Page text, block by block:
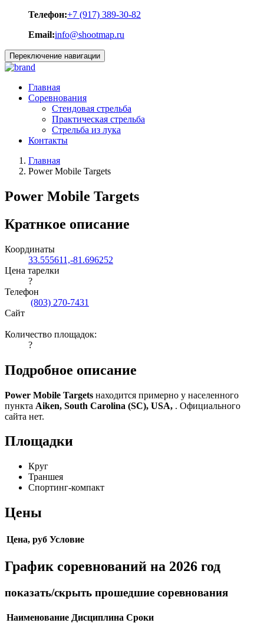
Телефон:+7 (917) 389-30-82
Email:info@shootmap.ru
Переключение навигации
Главная
Соревнования
Стендовая стрельба
Практическая стрельба
Стрельба из лука
Контакты
Главная
Power Mobile Targets
Power Mobile Targets
Кратнкое описание
Координаты
33.555611,-81.696252
Цена тарелки
?
Телефон
(803) 270-7431
Сайт
Количество площадок:
?
Подробное описание
Power Mobile Targets находится примерно у населенного
пункта Aiken, South Carolina (SC), USA, . Официального
сайта нет.
Площадки
Круг
Траншея
Спортинг-компакт
Цены
Цена, руб Условие
График соревнований на 2026 год
показать/скрыть прошедшие соревнования
Наименование Дисциплина Сроки